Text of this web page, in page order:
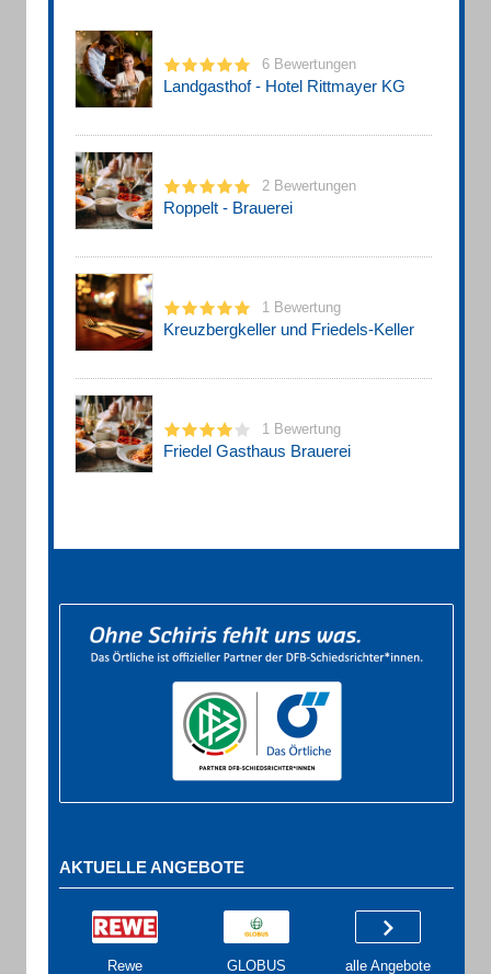
6 Bewertungen
Landgasthof - Hotel Rittmayer KG
2 Bewertungen
Roppelt - Brauerei
1 Bewertung
Kreuzbergkeller und Friedels-Keller
1 Bewertung
Friedel Gasthaus Brauerei
AKTUELLE ANGEBOTE
Rewe GLOBUS alle Angebote